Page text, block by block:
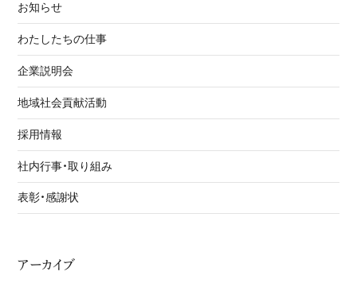
お知らせ
わたしたちの仕事
企業説明会
地域社会貢献活動
採用情報
社内行事・取り組み
表彰・感謝状
アーカイブ